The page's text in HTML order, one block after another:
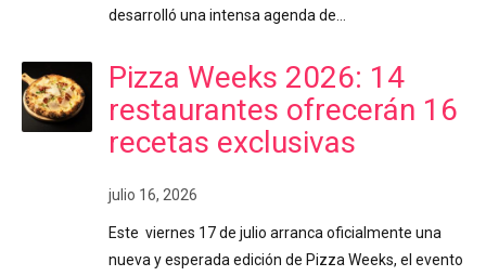
desarrolló una intensa agenda de…
Pizza Weeks 2026: 14
restaurantes ofrecerán 16
recetas exclusivas
julio 16, 2026
Este viernes 17 de julio arranca oficialmente una
nueva y esperada edición de Pizza Weeks, el evento